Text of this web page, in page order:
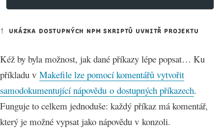
ukázka dostupných npm skriptů uvnitř projektu
Kéž by byla možnost, jak dané příkazy lépe popsat… Ku
příkladu v Makefile lze pomocí komentářů vytvořit
samodokumentující nápovědu o dostupných příkazech.
Funguje to celkem jednoduše: každý příkaz má komentář,
který je možné vypsat jako nápovědu v konzoli.